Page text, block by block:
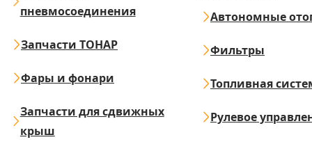
пневмосоединения
Запчасти ТОНАР
Фары и фонари
Запчасти для сдвижных
крыш
Автономные
Фильтры
Топливная
Рулевое